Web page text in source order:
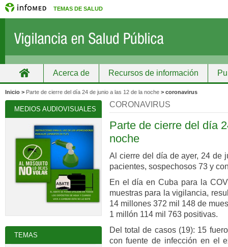
TEMAS DE SALUD
Acerca de Recursos de información
Grupos Recursos de información
Inicio > Parte de cierre del día 24 de junio a las 12 de la noche > coronavirus
CORONAVIRUS
Parte de cierre del día
noche
Al cierre del día de ayer, 24 de
pacientes, sospechosos 73 y
En el día en Cuba para la
muestras para la vigilancia,
14 millones 372 mil 148 de
1 millón 114 mil 763 positivas.
Del total de casos (19): 15
con fuente de infección en el
MEDIOS AUDIOVISUALES
TEMAS